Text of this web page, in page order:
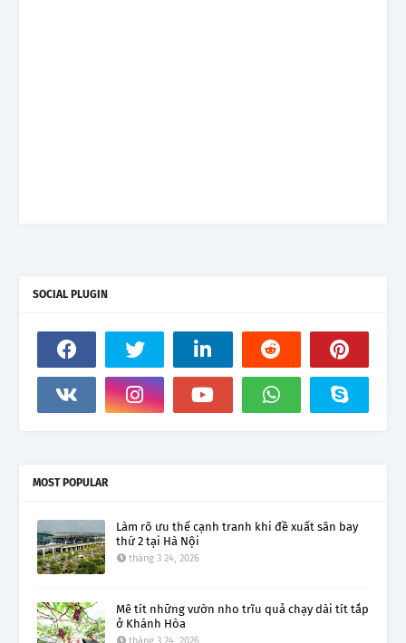
SOCIAL PLUGIN
MOST POPULAR
Làm rõ ưu thế cạnh tranh khi đề xuất sân bay
thứ 2 tại Hà Nội
tháng 3 24, 2026
Mê tít những vườn nho trĩu quả chạy dài tít tắp
ở Khánh Hòa
tháng 3 24, 2026